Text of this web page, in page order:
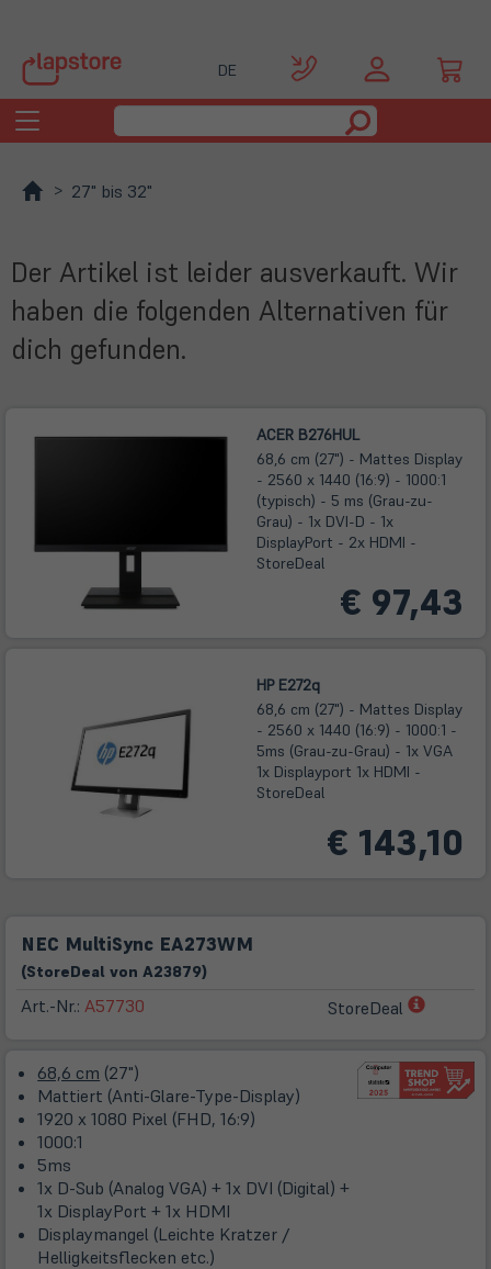
DE
Toggle
navigation
27" bis 32"
Der Artikel ist leider ausverkauft. Wir
haben die folgenden Alternativen für
dich gefunden.
ACER B276HUL
68,6 cm (27") - Mattes Display
- 2560 x 1440 (16:9) - 1000:1
(typisch) - 5 ms (Grau-zu-
Grau) - 1x DVI-D - 1x
DisplayPort - 2x HDMI -
StoreDeal
€ 97,43
HP E272q
68,6 cm (27") - Mattes Display
- 2560 x 1440 (16:9) - 1000:1 -
5ms (Grau-zu-Grau) - 1x VGA
1x Displayport 1x HDMI -
StoreDeal
€ 143,10
NEC MultiSync EA273WM
(StoreDeal von A23879)
Art.-Nr.: A57730 StoreDeal
(öffnet
Tab)
68,6 cm (27")
Mattiert (Anti-Glare-Type-Display)
1920 x 1080 Pixel (FHD, 16:9)
1000:1
5ms
1x D-Sub (Analog VGA) + 1x DVI (Digital) +
1x DisplayPort + 1x HDMI
Displaymangel (Leichte Kratzer /
Helligkeitsflecken etc.)